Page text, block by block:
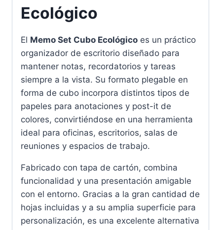
Ecológico
El Memo Set Cubo Ecológico es un práctico
organizador de escritorio diseñado para
mantener notas, recordatorios y tareas
siempre a la vista. Su formato plegable en
forma de cubo incorpora distintos tipos de
papeles para anotaciones y post-it de
colores, convirtiéndose en una herramienta
ideal para oficinas, escritorios, salas de
reuniones y espacios de trabajo.
Fabricado con tapa de cartón, combina
funcionalidad y una presentación amigable
con el entorno. Gracias a la gran cantidad de
hojas incluidas y a su amplia superficie para
personalización, es una excelente alternativa